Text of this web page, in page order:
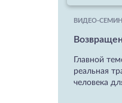
ВИДЕО-
Главной
реальная
человека